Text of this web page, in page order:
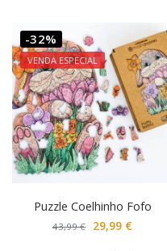
-32%
VENDA ESPECIAL
Puzzle Coelhinho Fofo
43,99€ 29,99 €